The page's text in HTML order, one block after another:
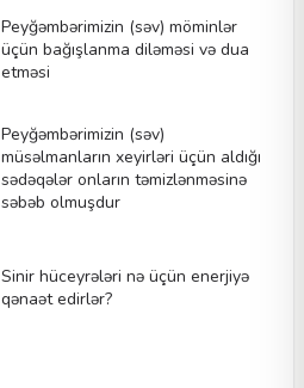
Peyğəmbərimizin (səv) möminlər
üçün bağışlanma diləməsi və dua
etməsi
Peyğəmbərimizin (səv)
müsəlmanların xeyirləri üçün aldığı
sədəqələr onların təmizlənməsinə
səbəb olmuşdur
Sinir hüceyrələri nə üçün enerjiyə
qənaət edirlər?